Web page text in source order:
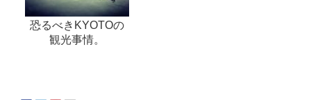
恐るべきKYOTOの
観光事情。